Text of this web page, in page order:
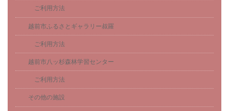
ご利用方法
越前市ふるさとギャラリー叔羅
ご利用方法
越前市八ッ杉森林学習センター
ご利用方法
その他の施設